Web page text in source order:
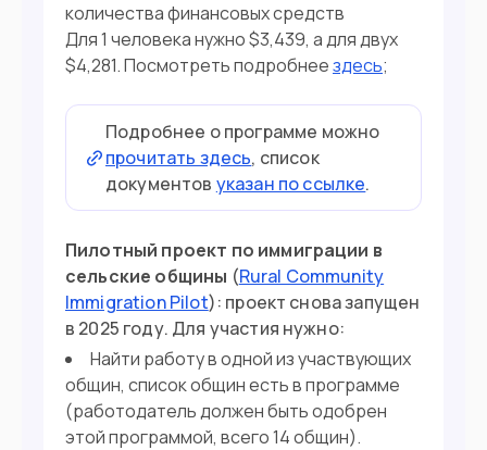
количества финансовых средств
Для 1 человека нужно $3,439, а для двух
$4,281. Посмотреть подробнеездесь;
Подробнее о программе можно
прочитать здесь, список
документов указан по ссылке.
Пилотный проект по иммиграции в
сельские общины (Rural Community
Immigration Pilot): проект снова запущен
в 2025 году. Для участия нужно:
Найти работу в одной из участвующих
общин, список общин есть в программе
(работодатель должен быть одобрен
этой программой, всего 14 общин).